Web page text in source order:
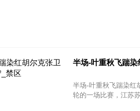
半场-叶重秋飞踹
半场-叶重秋飞踹染红胡尔克张卫破
轮的一场比赛，江苏